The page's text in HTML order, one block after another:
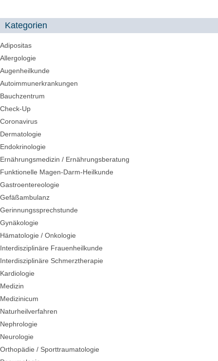
Kategorien
Adipositas
Allergologie
Augenheilkunde
Autoimmunerkrankungen
Bauchzentrum
Check-Up
Coronavirus
Dermatologie
Endokrinologie
Ernährungsmedizin / Ernährungsberatung
Funktionelle Magen-Darm-Heilkunde
Gastroentereologie
Gefäßambulanz
Gerinnungssprechstunde
Gynäkologie
Hämatologie / Onkologie
Interdisziplinäre Frauenheilkunde
Interdisziplinäre Schmerztherapie
Kardiologie
Medizin
Medizinicum
Naturheilverfahren
Nephrologie
Neurologie
Orthopädie / Sporttraumatologie